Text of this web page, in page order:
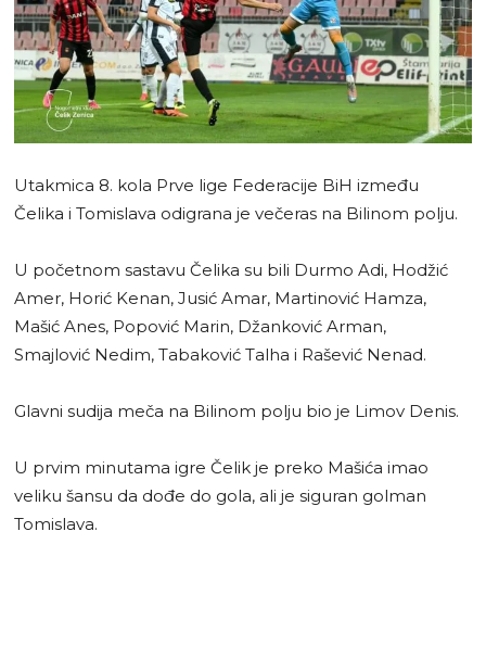
Utakmica 8. kola Prve lige Federacije BiH između
Čelika i Tomislava odigrana je večeras na Bilinom polju.
U početnom sastavu Čelika su bili Durmo Adi, Hodžić
Amer, Horić Kenan, Jusić Amar, Martinović Hamza,
Mašić Anes, Popović Marin, Džanković Arman,
Smajlović Nedim, Tabaković Talha i Rašević Nenad.
Glavni sudija meča na Bilinom polju bio je Limov Denis.
U prvim minutama igre Čelik je preko Mašića imao
veliku šansu da dođe do gola, ali je siguran golman
Tomislava.